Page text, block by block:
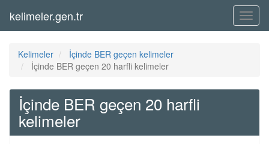
Menü
kelimeler.gen.tr
Kelimeler
İçinde BER geçen kelimeler
İçinde BER geçen 20 harfli kelimeler
İçinde BER geçen 20 harfli
kelimeler